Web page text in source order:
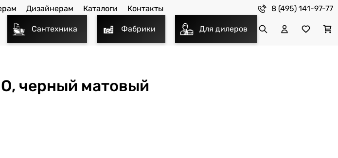
Дизайнерам Каталоги Контакты 8 (495) 141-97-77
Сантехника Фабрики Для дилеров
черный матовый